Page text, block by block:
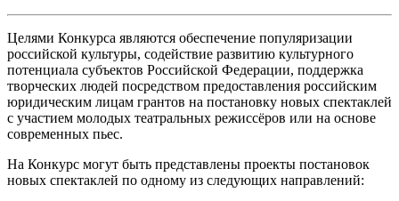
Целями Конкурса являются обеспечение популяризации
российской культуры, содействие развитию культурного
потенциала субъектов Российской Федерации, поддержка
творческих людей посредством предоставления российским
юридическим лицам грантов на постановку новых спектаклей
с участием молодых театральных режиссёров или на основе
современных пьес.
На Конкурс могут быть представлены проекты постановок
новых спектаклей по одному из следующих направлений: